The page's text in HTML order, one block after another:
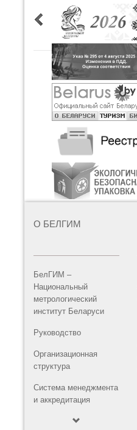
О БЕЛГИМ
БелГИМ –
Национальный
метрологический
институт Беларуси
Руководство
Организационная
структура
Система менеджмента
и аккредитация